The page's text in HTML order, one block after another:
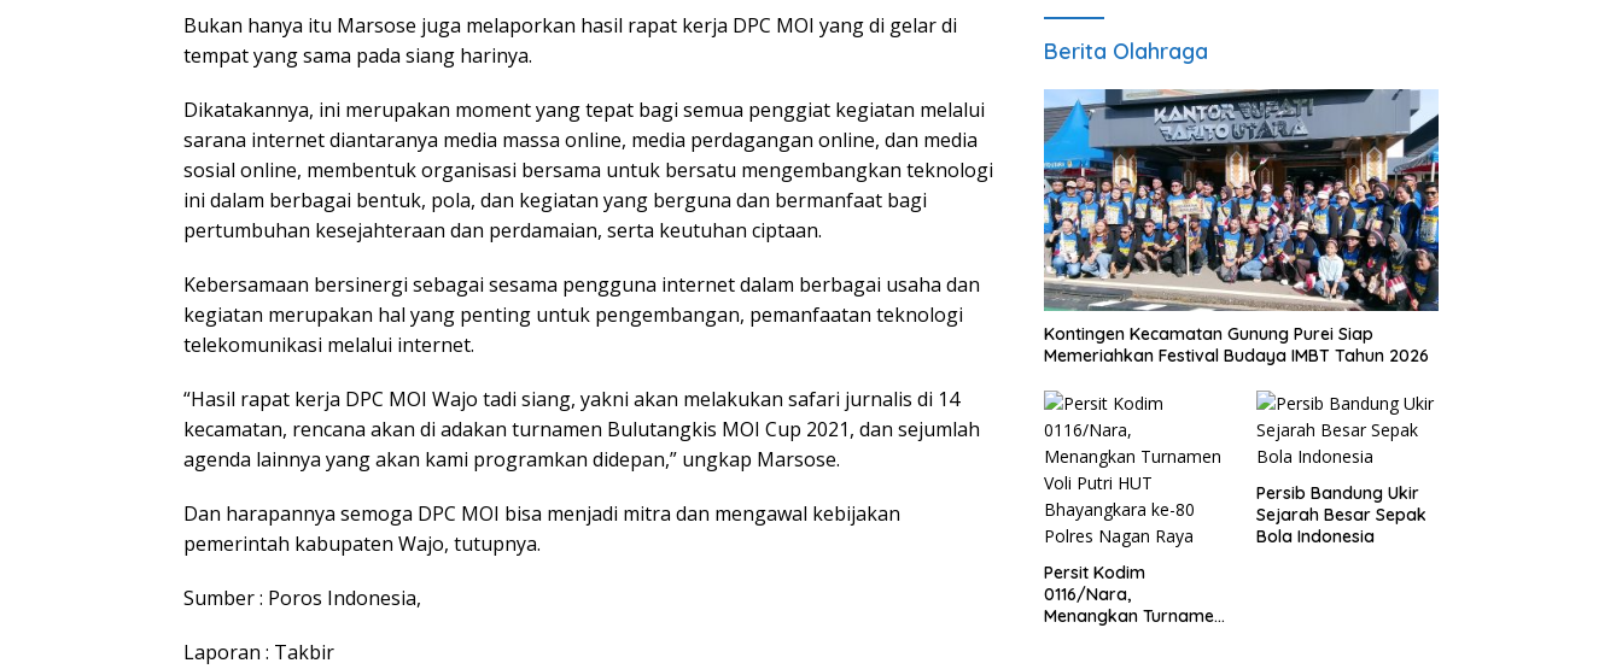
Bukan hanya itu Marsose juga melaporkan hasil rapat kerja DPC MOI yang di gelar di
tempat yang sama pada siang harinya.
Dikatakannya, ini merupakan moment yang tepat bagi semua penggiat kegiatan melalui
sarana internet diantaranya media massa online, media perdagangan online, dan media
sosial online, membentuk organisasi bersama untuk bersatu mengembangkan teknologi
ini dalam berbagai bentuk, pola, dan kegiatan yang berguna dan bermanfaat bagi
pertumbuhan kesejahteraan dan perdamaian, serta keutuhan ciptaan.
Kebersamaan bersinergi sebagai sesama pengguna internet dalam berbagai usaha dan
kegiatan merupakan hal yang penting untuk pengembangan, pemanfaatan teknologi
telekomunikasi melalui internet.
“Hasil rapat kerja DPC MOI Wajo tadi siang, yakni akan melakukan safari jurnalis di 14
kecamatan, rencana akan di adakan turnamen Bulutangkis MOI Cup 2021, dan sejumlah
agenda lainnya yang akan kami programkan didepan,” ungkap Marsose.
Dan harapannya semoga DPC MOI bisa menjadi mitra dan mengawal kebijakan
pemerintah kabupaten Wajo, tutupnya.
Sumber : Poros Indonesia,
Laporan : Takbir
Berita Olahraga
Kontingen Kecamatan Gunung Purei Siap
Memeriahkan Festival Budaya IMBT Tahun 2026
Persit Kodim
0116/Nara,
Menangkan Turnamen
Persib Bandung Ukir
Sejarah Besar Sepak
Bola Indonesia